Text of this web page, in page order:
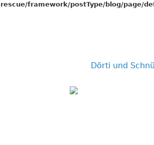
rescue/framework/postType/blog/page/
Dörti und